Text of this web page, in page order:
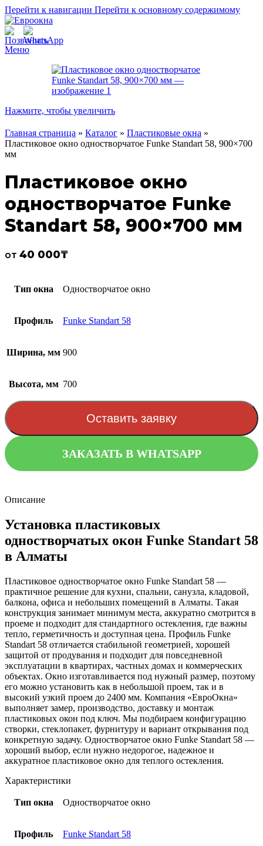
Перейти к навигации Перейти к основному содержимому
Меню
Нажмите, чтобы увеличить
Главная страница » Каталог » Пластиковые окна »
Пластиковое окно одностворчатое Funke Standart 58, 900×700
мм
Пластиковое окно
одностворчатое Funke
Standart 58, 900×700 мм
от 40 000₸
Тип окна Одностворчатое окно
Профиль Funke Standart 58
Ширина, мм 900
Высота, мм 700
Оставить заявку
ЗАКАЗАТЬ В WHATSAPP
Описание
Установка пластиковых
одностворчатых окон Funke Standart 58
в Алматы
Пластиковое одностворчатое окно Funke Standart 58 —
практичное решение для кухни, спальни, санузла, кладовой,
балкона, офиса и небольших помещений в Алматы. Такая
конструкция занимает минимум места, аккуратно смотрится в
проеме и подходит для стандартного остекления, где важны
тепло, герметичность и доступная цена. Профиль Funke
Standart 58 отличается стабильной геометрией, хорошей
защитой от продувания и подходит для повседневной
эксплуатации в квартирах, частных домах и коммерческих
объектах. Окно изготавливается под нужный размер, поэтому
его можно установить как в небольшой проем, так и в
высокий узкий проем до 2400 мм. Компания «ЕвроОкна»
выполняет замер, производство, доставку и монтаж
пластиковых окон под ключ. Мы подбираем конфигурацию
створки, стеклопакет, фурнитуру и вариант открывания под
конкретную задачу. Одностворчатое окно Funke Standart 58 —
хороший выбор, если нужно недорогое, надежное и
аккуратное пластиковое окно для теплого остекления.
Характеристики
Тип окна Одностворчатое окно
Профиль Funke Standart 58